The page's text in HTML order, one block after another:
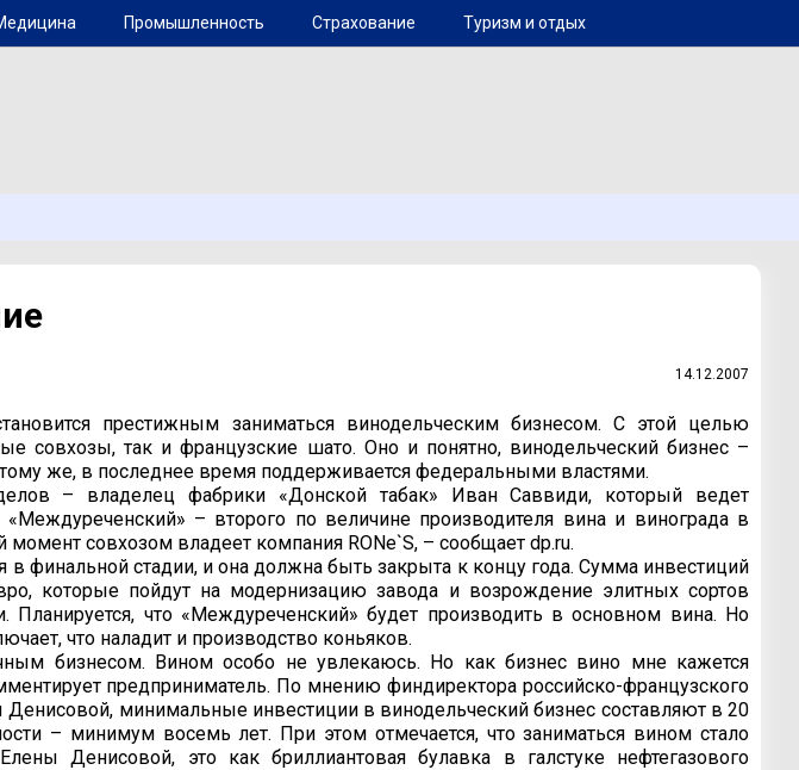
Промышленность Страхование Туризм и отдых
14.12.2007
престижным заниматься винодельческим бизнесом. С этой целью
совхозы, так и французские шато. Оно и понятно, винодельческий бизнес –
же, в последнее время поддерживается федеральными властями.
– владелец фабрики «Донской табак» Иван Саввиди, который ведет
– второго по величине производителя вина и винограда в
момент совхозом владеет компания RONe`S, – сообщает dp.ru.
в финальной стадии, и она должна быть закрыта к концу года. Сумма инвестиций
которые пойдут на модернизацию завода и возрождение элитных сортов
Планируется, что «Междуреченский» будет производить в основном вина. Но
что наладит и производство коньяков.
бизнесом. Вином особо не увлекаюсь. Но как бизнес вино мне кажется
предприниматель. По мнению финдиректора российско-французского
минимальные инвестиции в винодельческий бизнес составляют в 20
– минимум восемь лет. При этом отмечается, что заниматься вином стало
Денисовой, это как бриллиантовая булавка в галстуке нефтегазового